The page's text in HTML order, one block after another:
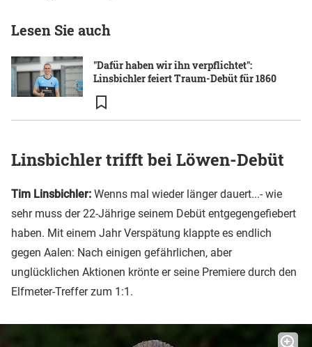
Lesen Sie auch
"Dafür haben wir ihn verpflichtet":
Linsbichler feiert Traum-Debüt für 1860
Linsbichler trifft bei Löwen-Debüt
Tim Linsbichler: Wenns mal wieder länger dauert...- wie
sehr muss der 22-Jährige seinem Debüt entgegengefiebert
haben. Mit einem Jahr Verspätung klappte es endlich
gegen Aalen: Nach einigen gefährlichen, aber
unglücklichen Aktionen krönte er seine Premiere durch den
Elfmeter-Treffer zum 1:1.